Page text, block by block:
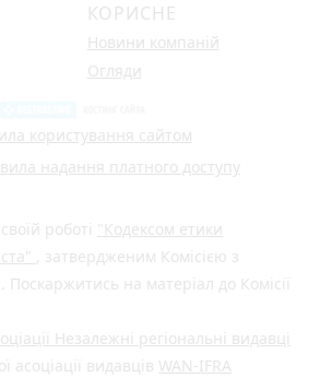
КОРИСНЕ
Новини компаній
Огляди
користування сайтом
надання платного доступу
роботі "Кодексом етики
, затвердженим Комісією з
Поскаржитись на матеріал до Комісії
Незалежні регіональні видавці
асоціації видавців WAN-IFRA